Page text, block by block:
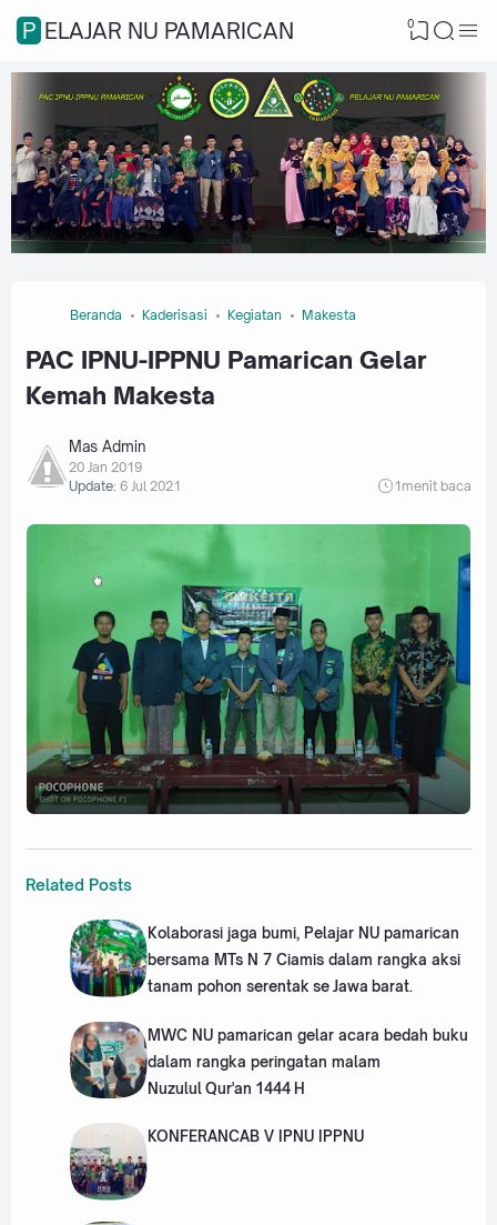
PELAJAR NU PAMARICAN 0
Beranda Kaderisasi Kegiatan Makesta
PAC IPNU-IPPNU Pamarican Gelar
Kemah Makesta
Mas Admin
20 Jan 2019
Update: 6 Jul 2021 1 menit baca
Related Posts
Kolaborasi jaga bumi, Pelajar NU pamarican
bersama MTs N 7 Ciamis dalam rangka aksi
tanam pohon serentak se Jawa barat.
MWC NU pamarican gelar acara bedah buku
dalam rangka peringatan malam
Nuzulul Qur'an 1444 H
KONFERANCAB V IPNU IPPNU